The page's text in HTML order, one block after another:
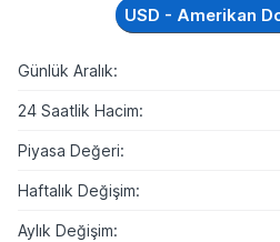
USD - Amerikan
Günlük Aralık:
24 Saatlik Hacim:
Piyasa Değeri:
Haftalık Değişim:
Aylık Değişim: